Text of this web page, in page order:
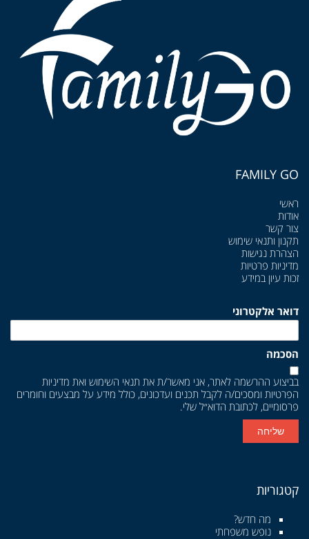
FAMILY GO
ראשי
אודות
צור קשר
תקנון ותנאי שימוש
הצהרת נגישות
מדיניות פרטיות
זכות עיון במידע
דואר אלקטרוני
הסכמה
בביצוע ההרשמה לאתר, אני מאשר/ת את תנאי השימוש ואת מדיניות
הפרטיות ומסכים/ה לקבל תכנים ועדכונים, כולל מידע על מבצעים וחומרים
פרסומיים, לכתובת הדוא״ל שלי.
שליחה
קטגוריות
מה חדש?
נופש משפחתי